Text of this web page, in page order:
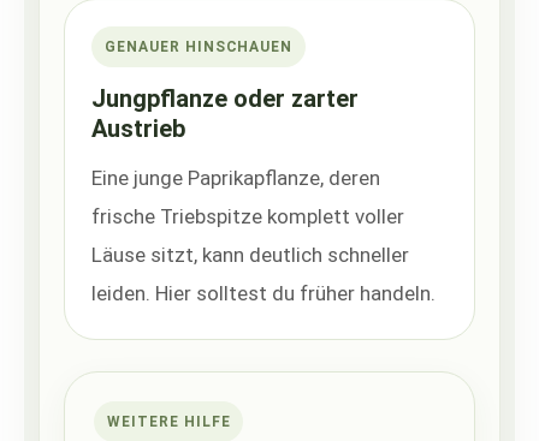
GENAUER HINSCHAUEN
Jungpflanze oder zarter
Austrieb
Eine junge Paprikapflanze, deren
frische Triebspitze komplett voller
Läuse sitzt, kann deutlich schneller
leiden. Hier solltest du früher handeln.
WEITERE HILFE